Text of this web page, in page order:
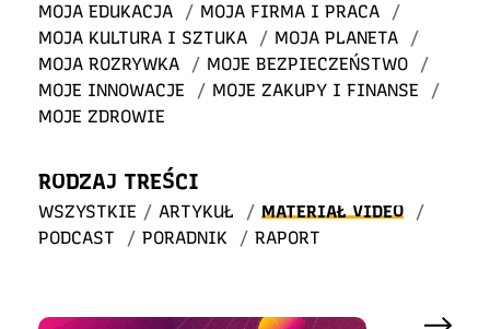
MOJA EDUKACJA
/ MOJA FIRMA I PRACA
/
MOJA KULTURA I SZTUKA
/ MOJA PLANETA
/
MOJA ROZRYWKA
/ MOJE BEZPIECZEŃSTWO
/
MOJE INNOWACJE
/ MOJE ZAKUPY I FINANSE
/
MOJE ZDROWIE
RODZAJ TREŚCI
WSZYSTKIE / ARTYKUŁ / MATERIAŁ VIDEO
/
PODCAST
/ PORADNIK / RAPORT